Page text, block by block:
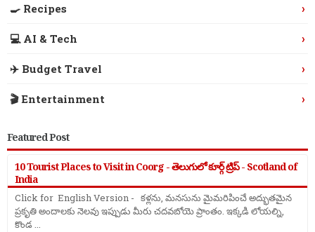
🍳 Recipes ›
💻 AI & Tech ›
✈️ Budget Travel ›
🎬 Entertainment ›
Featured Post
10 Tourist Places to Visit in Coorg - తెలుగులో కూర్గ్ ట్రిప్ - Scotland of
India
Click for English Version - కళ్లను, మనసును మైమరిపించే అద్భుతమైన
ప్రకృతి అందాలకు నెలవు ఇప్పుడు మీరు చదవబోయె ప్రాంతం. ఇక్కడి లోయల్ని,
కొండ ...